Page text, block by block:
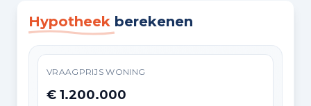
Hypotheek berekenen
VRAAGPRIJS WONING
€ 1.200.000